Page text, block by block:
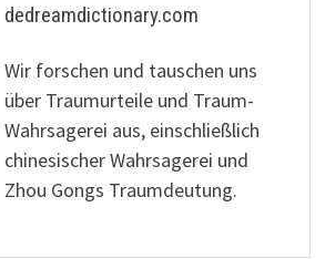
dedreamdictionary.com
Wir forschen und tauschen uns
über Traumurteile und Traum-
Wahrsagerei aus, einschließlich
chinesischer Wahrsagerei und
Zhou Gongs Traumdeutung.